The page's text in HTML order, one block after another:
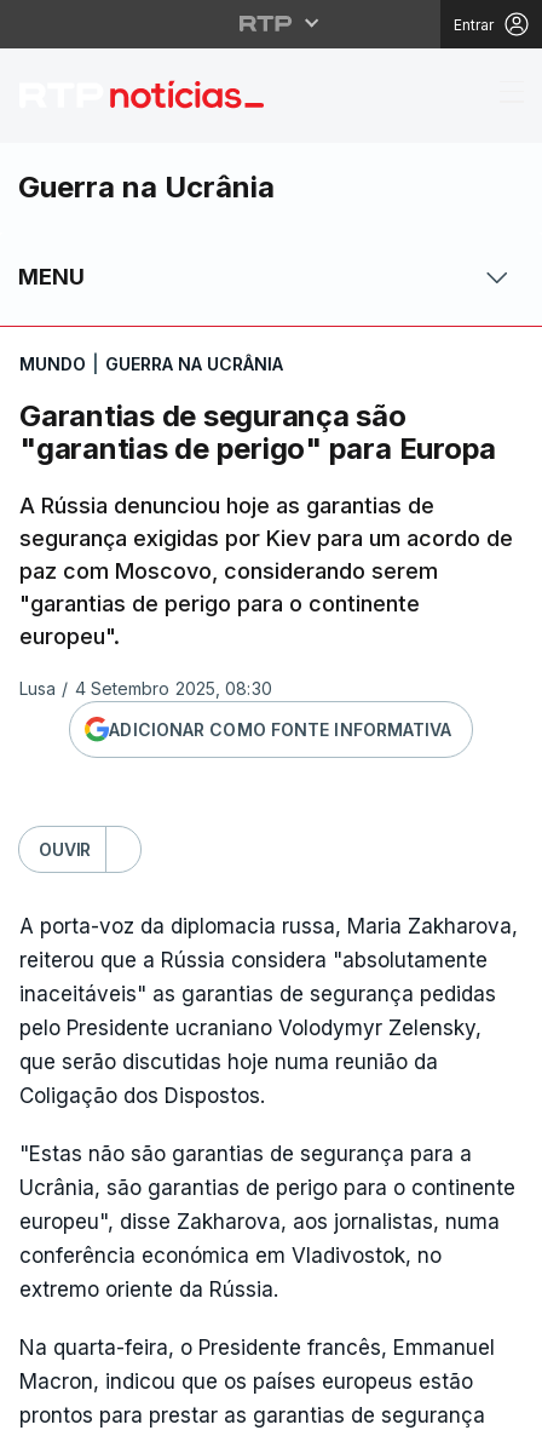
Entrar
Garantias de
Guerra na Ucrânia
MENU
MUNDO GUERRA NA UCRÂNIA
Garantias de segurança são
"garantias de perigo" para Europa
A Rússia denunciou hoje as garantias de
segurança exigidas por Kiev para um acordo de
paz com Moscovo, considerando serem
"garantias de perigo para o continente
europeu".
Lusa / 4 Setembro 2025, 08:30
ADICIONAR COMO FONTE INFORMATIVA
OUVIR
A porta-voz da diplomacia russa, Maria Zakharova,
reiterou que a Rússia considera "absolutamente
inaceitáveis" as garantias de segurança pedidas
pelo Presidente ucraniano Volodymyr Zelensky,
que serão discutidas hoje numa reunião da
Coligação dos Dispostos.
"Estas não são garantias de segurança para a
Ucrânia, são garantias de perigo para o continente
europeu", disse Zakharova, aos jornalistas, numa
conferência económica em Vladivostok, no
extremo oriente da Rússia.
Na quarta-feira, o Presidente francês, Emmanuel
Macron, indicou que os países europeus estão
prontos para prestar as garantias de segurança